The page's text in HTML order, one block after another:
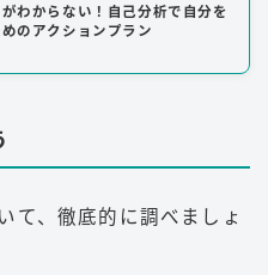
わからない！自己分析で自分を
のアクションプラン
て、徹底的に調べましょ